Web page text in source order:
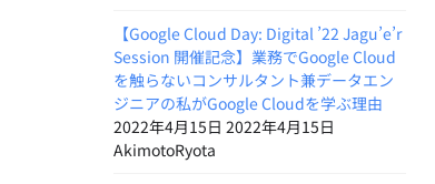
【Google Cloud Day: Digital ’22 Jagu’e’r
Session 開催記念】業務でGoogle Cloud
を触らないコンサルタント兼データエン
ジニアの私がGoogle Cloudを学ぶ理由
2022年4月15日 2022年4月15日
AkimotoRyota